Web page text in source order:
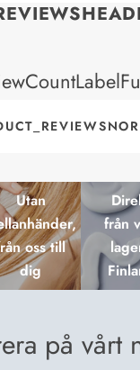
Utan
oss till
dig
från
på vårt